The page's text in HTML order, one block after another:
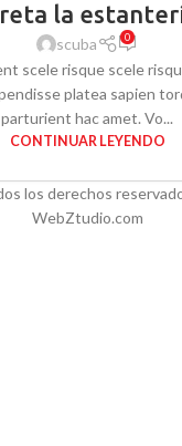
la
scuba 0
scele risque scele
platea sapien
parturient hac amet. Vo...
CONTINUAR LEYENDO
los derechos
WebZtudio.com